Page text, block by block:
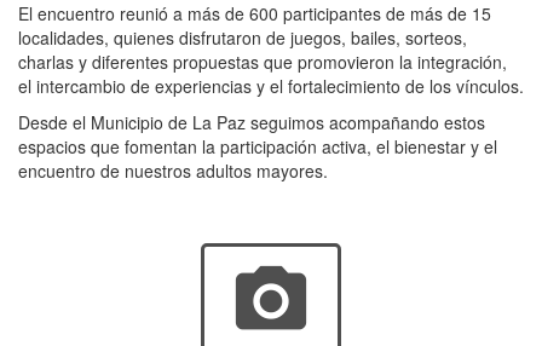
El encuentro reunió a más de 600 participantes de más de 15
localidades, quienes disfrutaron de juegos, bailes, sorteos,
charlas y diferentes propuestas que promovieron la integración,
el intercambio de experiencias y el fortalecimiento de los vínculos.
Desde el Municipio de La Paz seguimos acompañando estos
espacios que fomentan la participación activa, el bienestar y el
encuentro de nuestros adultos mayores.
photo_camera